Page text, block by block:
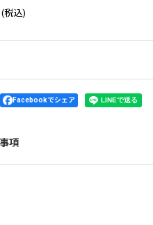
(税込)
Facebookでシェア
項